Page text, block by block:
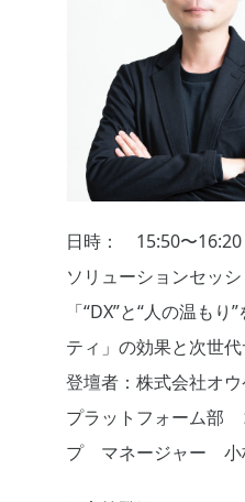
日時： 15:50〜16:20
ソリューションセッシ
「“DX”と“人の温も
ティ」の効果と次世代
登壇者：株式会社オ
プラットフォーム部
プ マネージャー 小